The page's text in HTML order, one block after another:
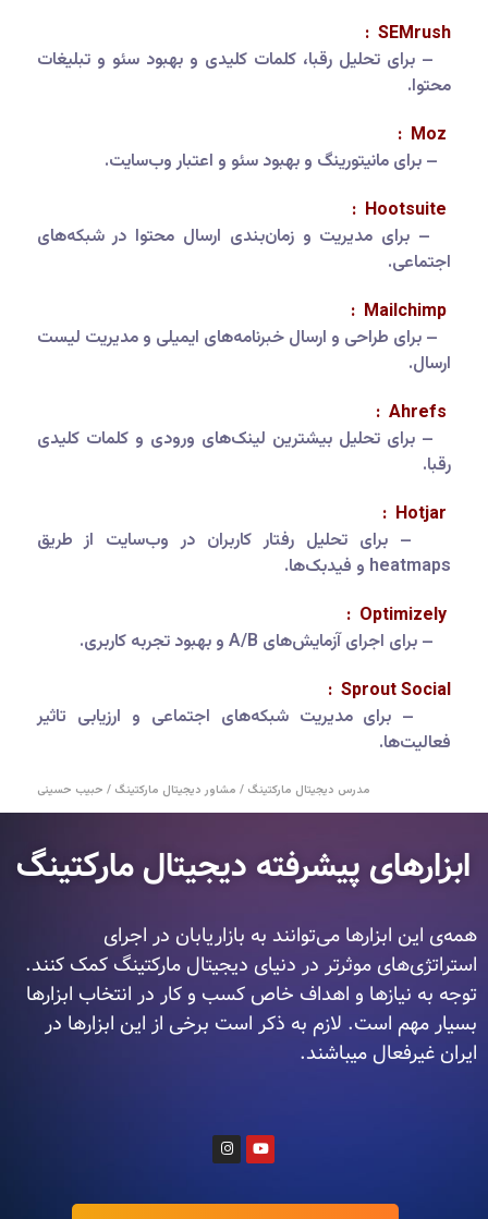
SEMrush :
– برای تحلیل رقبا، کلمات کلیدی و بهبود سئو و تبلیغات
محتوا.
– برای مانیتورینگ و بهبود سئو و اعتبار وب‌سایت.
– برای مدیریت و زمان‌بندی ارسال محتوا در شبکه‌های
اجتماعی.
– برای طراحی و ارسال خبرنامه‌های ایمیلی و مدیریت لیست
ارسال.
– برای تحلیل بیشترین لینک‌های ورودی و کلمات کلیدی
رقبا.
– برای تحلیل رفتار کاربران در وب‌سایت از طریق
heatmaps و فیدبک‌ها.
– برای اجرای آزمایش‌های A/B و بهبود تجربه کاربری.
Sprout Social :
– برای مدیریت شبکه‌های اجتماعی و ارزیابی تاثیر
فعالیت‌ها.
مدرس دیجیتال مارکتینگ / مشاور دیجیتال مارکتینگ / حبیب حسینی
ابزارهای پیشرفته دیجیتال مارکتینگ‎
همه‌ی این ابزارها می‌توانند به بازاریابان در اجرای
استراتژی‌های موثرتر در دنیای دیجیتال مارکتینگ کمک کنند.
توجه به نیازها و اهداف خاص کسب و کار در انتخاب ابزارها
بسیار مهم است. لازم به ذکر است برخی از این ابزارها در
ایران غیرفعال میباشند.